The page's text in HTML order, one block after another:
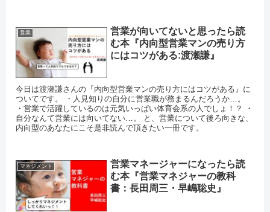
営業
営業が向いてないと思ったら読
む本『内向型営業マンの売り方
にはコツがある:渡瀬謙』
今日は渡瀬謙さんの『内向型営業マンの売り方にはコツがある』に
ついてです。 ・人見知りの自分に営業職が務まるんだろうか…。
・営業で活躍しているのは元気いっぱい体育会系の人でしょ！？ ・
自分なんて営業には向いてない…。 と、営業について後ろ向きな、
内向型のあなたにこそ是非読んで頂きたい一冊です。
マネジメント
営業マネージャーになったら読
む本『営業マネジャーの教科
書：長田周三・早嶋聡史』